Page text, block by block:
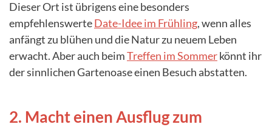
Dieser Ort ist übrigens eine besonders
empfehlenswerteDate-Idee im Frühling, wenn alles
anfängt zu blühen und die Natur zu neuem Leben
erwacht. Aber auch beimTreffen im Sommerkönnt ihr
der sinnlichen Gartenoase einen Besuch abstatten.
2. Macht einen Ausflug zum